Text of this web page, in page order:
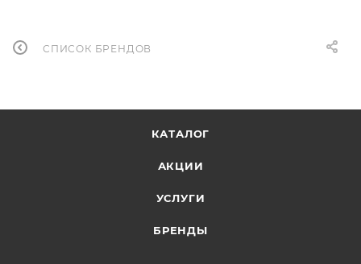
СПИСОК БРЕНДОВ
КАТАЛОГ
АКЦИИ
УСЛУГИ
БРЕНДЫ